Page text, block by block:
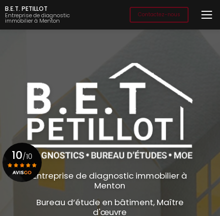
Aller
au
contenu
principal
B.E.T. PETILLOT
Entreprise de diagnostic
immobilier à Menton
Contactez-nous
Entreprise de diagnostic immobilier à
Menton
Bureau d’étude en bâtiment, Maître
d'œuvre
10/10
Voir le certificat